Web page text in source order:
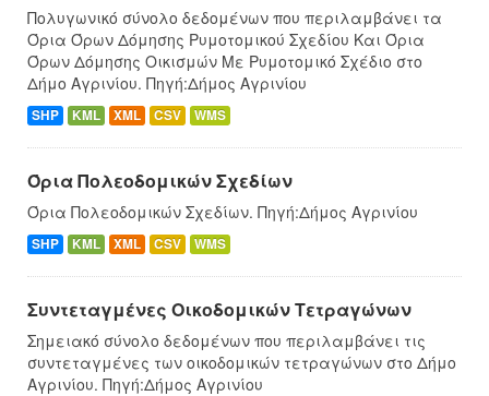
Πολυγωνικό σύνολο δεδομένων που περιλαμβάνει τα
Όρια Όρων Δόμησης Ρυμοτομικού Σχεδίου Και Όρια
Όρων Δόμησης Οικισμών Με Ρυμοτομικό Σχέδιο στο
Δήμο Αγρινίου. Πηγή:Δήμος Αγρινίου
SHP KML XML CSV WMS
Όρια Πολεοδομικών Σχεδίων
Όρια Πολεοδομικών Σχεδίων. Πηγή:Δήμος Αγρινίου
SHP KML XML CSV WMS
Συντεταγμένες Oικοδομικών Tετραγώνων
Σημειακό σύνολο δεδομένων που περιλαμβάνει τις
συντεταγμένες των οικοδομικών τετραγώνων στο Δήμο
Αγρινίου. Πηγή:Δήμος Αγρινίου